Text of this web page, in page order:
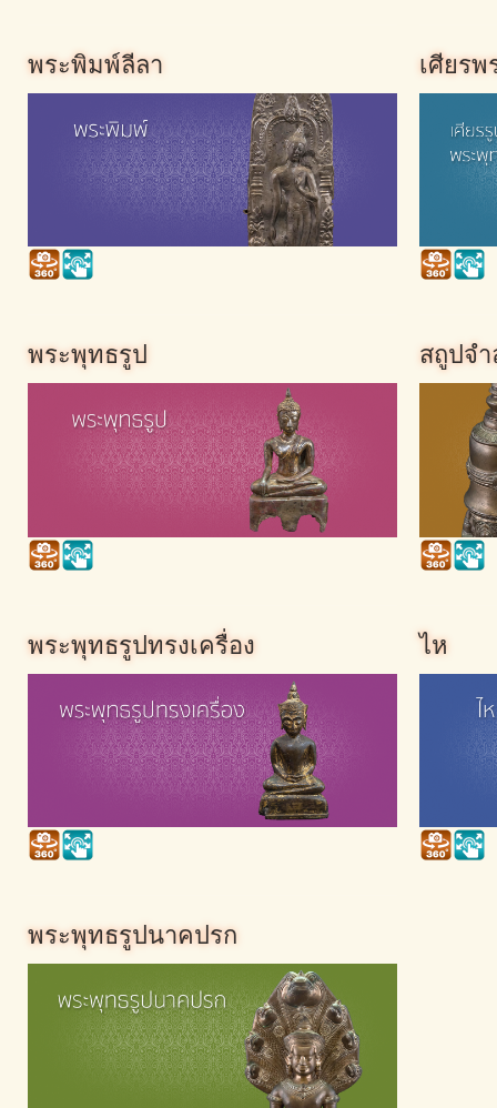
พระพิมพ์ลีลา
พระพุทธรูป
พระพุทธรูปทรงเครื่อง
พระพุทธรูปนาคปรก
เศียร
สถูปจำ
ไห